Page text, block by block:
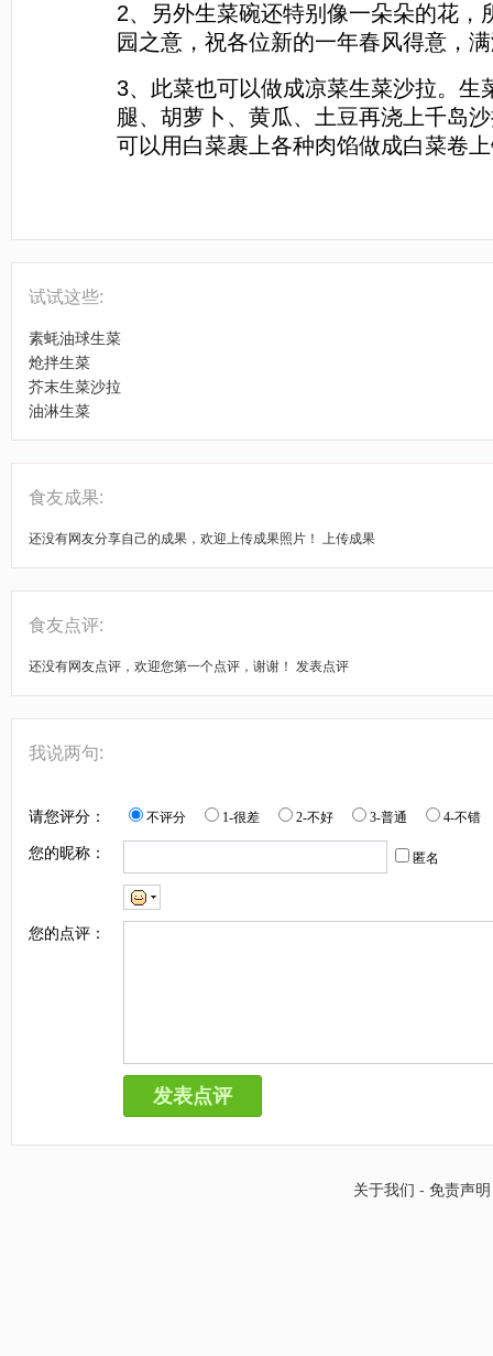
2、另外生菜碗还特别像一朵朵的花，
园之意，祝各位新的一年春风得意，
3、此菜也可以做成凉菜生菜沙拉。生
腿、胡萝卜、黄瓜、土豆再浇上千岛
可以用白菜裹上各种肉馅做成白菜卷
试试这些:
素蚝油球生菜
炝拌生菜
芥末生菜沙拉
油淋生菜
食友成果:
还没有网友分享自己的成果，欢迎上传成果照片！ 上传成果
食友点评:
还没有网友点评，欢迎您第一个点评，谢谢！ 发表点评
我说两句:
请您评分： 不评分 1-很差 2-不好 3-普通 4-不错
您的昵称： 匿名
您的点评：
关于我们 - 免责声明